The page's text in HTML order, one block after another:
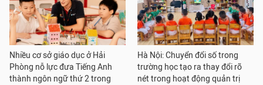
Nhiều cơ sở giáo dục ở Hải
Phòng nỗ lực đưa Tiếng Anh
thành ngôn ngữ thứ 2 trong
Hà Nội: Chuyển đổi số trong
trường học tạo ra thay đổi rõ
nét trong hoạt động quản trị